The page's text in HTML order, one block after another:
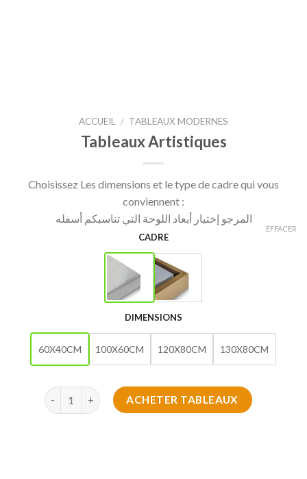
ACCUEIL / TABLEAUX MODERNES
Tableaux Artistiques
Choisissez Les dimensions et le type de cadre qui vous
conviennent :
المرجو إختيار أبعاد اللوحة التي تناسبكم أسفله
CADRE
DIMENSIONS
60X40CM 100X60CM 120X80CM 130X80CM
EFFACER
quantité de Tableaux Artistiques
ACHETER TABLEAUX